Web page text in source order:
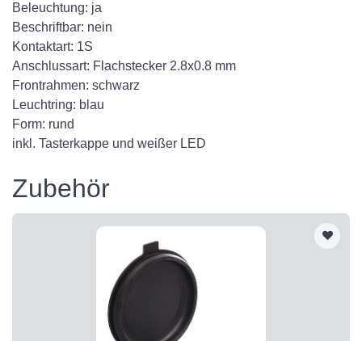
Beleuchtung: ja
Beschriftbar: nein
Kontaktart: 1S
Anschlussart: Flachstecker 2.8x0.8 mm
Frontrahmen: schwarz
Leuchtring: blau
Form: rund
inkl. Tasterkappe und weißer LED
Zubehör